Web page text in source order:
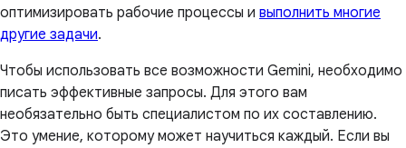
оптимизировать рабочие процессы и выполнить многие
другие задачи.
Чтобы использовать все возможности Gemini, необходимо
писать эффективные запросы. Для этого вам
необязательно быть специалистом по их составлению.
Это умение, которому может научиться каждый. Если вы